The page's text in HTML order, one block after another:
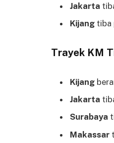
Jakarta
Kijang tiba
Trayek KM
Kijang
Jakarta
Surabaya
Makassar